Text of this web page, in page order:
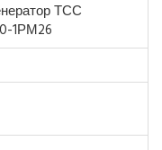
ТСС
1РМ26